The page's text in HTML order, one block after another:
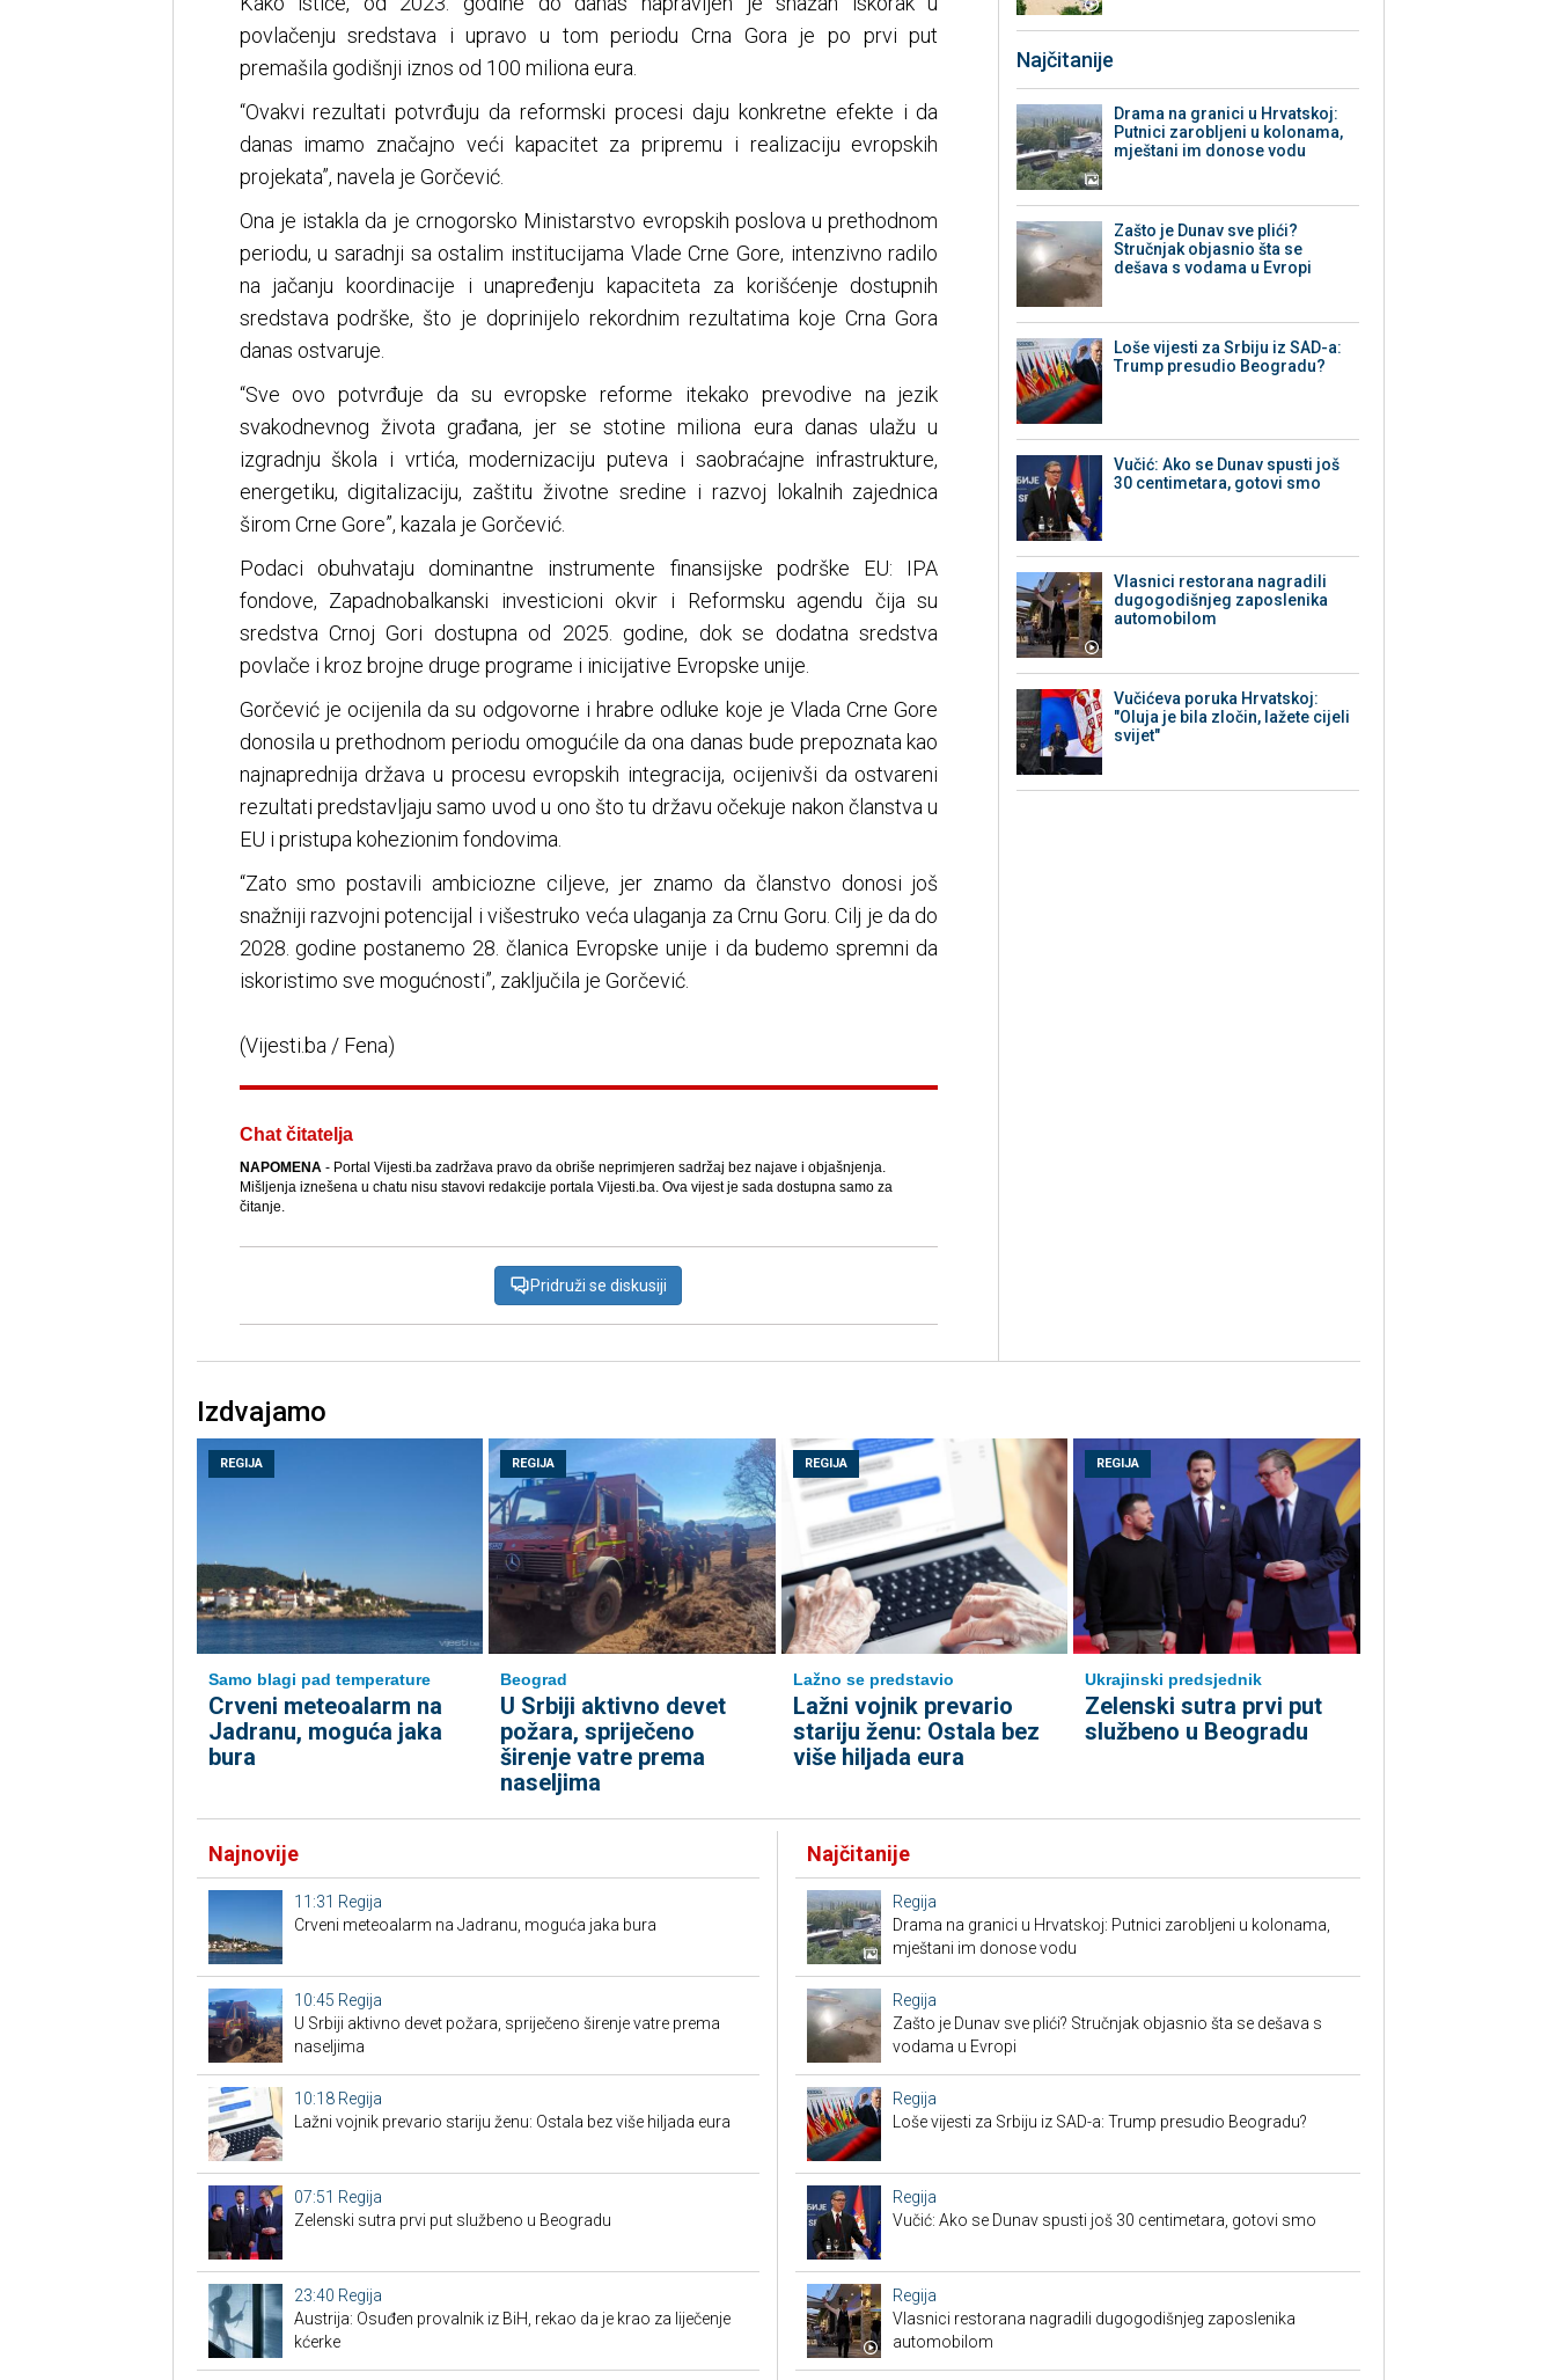
povlačenju sredstava i upravo u tom periodu Crna Gora je po prvi put
premašila godišnji iznos od 100 miliona eura.
“Ovakvi rezultati potvrđuju da reformski procesi daju konkretne efekte i da
danas imamo značajno veći kapacitet za pripremu i realizaciju evropskih
projekata”, navela je Gorčević.
Ona je istakla da je crnogorsko Ministarstvo evropskih poslova u prethodnom
periodu, u saradnji sa ostalim institucijama Vlade Crne Gore, intenzivno radilo
na jačanju koordinacije i unapređenju kapaciteta za korišćenje dostupnih
sredstava podrške, što je doprinijelo rekordnim rezultatima koje Crna Gora
danas ostvaruje.
“Sve ovo potvrđuje da su evropske reforme itekako prevodive na jezik
svakodnevnog života građana, jer se stotine miliona eura danas ulažu u
izgradnju škola i vrtića, modernizaciju puteva i saobraćajne infrastrukture,
energetiku, digitalizaciju, zaštitu životne sredine i razvoj lokalnih zajednica
širom Crne Gore”, kazala je Gorčević.
Podaci obuhvataju dominantne instrumente finansijske podrške EU: IPA
fondove, Zapadnobalkanski investicioni okvir i Reformsku agendu čija su
sredstva Crnoj Gori dostupna od 2025. godine, dok se dodatna sredstva
povlače i kroz brojne druge programe i inicijative Evropske unije.
Gorčević je ocijenila da su odgovorne i hrabre odluke koje je Vlada Crne Gore
donosila u prethodnom periodu omogućile da ona danas bude prepoznata kao
najnaprednija država u procesu evropskih integracija, ocijenivši da ostvareni
rezultati predstavljaju samo uvod u ono što tu državu očekuje nakon članstva u
EU i pristupa kohezionim fondovima.
“Zato smo postavili ambiciozne ciljeve, jer znamo da članstvo donosi još
snažniji razvojni potencijal i višestruko veća ulaganja za Crnu Goru. Cilj je da do
2028. godine postanemo 28. članica Evropske unije i da budemo spremni da
iskoristimo sve mogućnosti”, zaključila je Gorčević.
(Vijesti.ba / Fena)
Chat čitatelja
NAPOMENA- Portal Vijesti.ba zadržava pravo da obriše neprimjeren sadržaj bez najave i objašnjenja.
Mišljenja iznešena u chatu nisu stavovi redakcije portala Vijesti.ba. Ova vijest je sada dostupna samo za
čitanje.
Pridruži se diskusiji
Najčitanije
Drama na granici u Hrvatskoj:
Putnici zarobljeni u kolonama,
mještani im donose vodu
Zašto je Dunav sve plići?
Stručnjak objasnio šta se
dešava s vodama u Evropi
Loše vijesti za Srbiju iz SAD-a:
Trump presudio Beogradu?
Vučić: Ako se Dunav spusti još
30 centimetara, gotovi smo
Vlasnici restorana nagradili
dugogodišnjeg zaposlenika
automobilom
Vučićeva poruka Hrvatskoj:
"Oluja je bila zločin, lažete cijeli
svijet"
Izdvajamo
REGIJA
Samo blagi pad temperature
Crveni meteoalarm na
Jadranu, moguća jaka
bura
REGIJA
Beograd
U Srbiji aktivno devet
požara, spriječeno
širenje vatre prema
naseljima
REGIJA
Lažno se predstavio
Lažni vojnik prevario
stariju ženu: Ostala bez
više hiljada eura
REGIJA
Ukrajinski predsjednik
Zelenski sutra prvi put
službeno u Beogradu
Najnovije
11:31 Regija
Crveni meteoalarm na Jadranu, moguća jaka bura
10:45 Regija
U Srbiji aktivno devet požara, spriječeno širenje vatre prema
naseljima
10:18 Regija
Lažni vojnik prevario stariju ženu: Ostala bez više hiljada eura
07:51 Regija
Zelenski sutra prvi put službeno u Beogradu
23:40 Regija
Austrija: Osuđen provalnik iz BiH, rekao da je krao za liječenje
kćerke
Najčitanije
Regija
Drama na granici u Hrvatskoj: Putnici zarobljeni u kolonama,
mještani im donose vodu
Regija
Zašto je Dunav sve plići? Stručnjak objasnio šta se dešava s
vodama u Evropi
Regija
Loše vijesti za Srbiju iz SAD-a: Trump presudio Beogradu?
Regija
Vučić: Ako se Dunav spusti još 30 centimetara, gotovi smo
Regija
Vlasnici restorana nagradili dugogodišnjeg zaposlenika
automobilom